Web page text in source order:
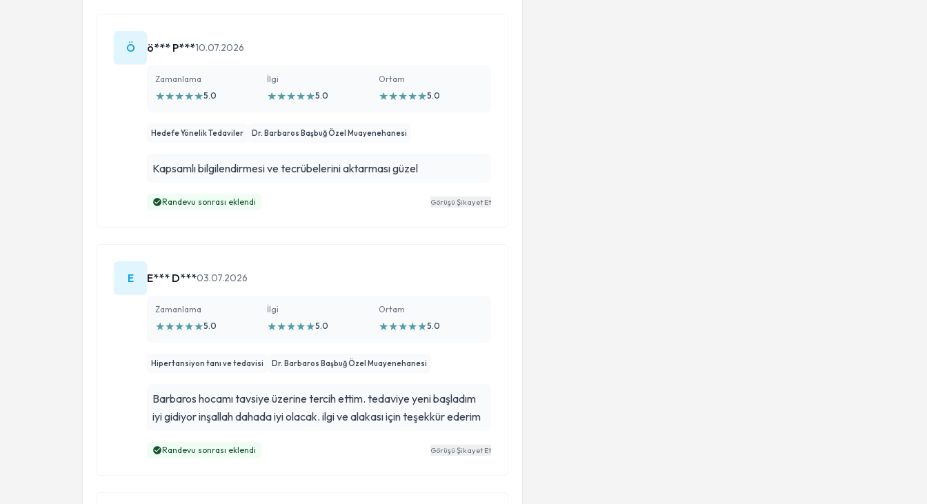
Ö ö*** P***10.07.2026
Zamanlama
★★★★★5.0
İlgi
★★★★★5.0
Ortam
★★★★★5.0
Hedefe Yönelik Tedaviler Dr. Barbaros Başbuğ Özel Muayenehanesi
Kapsamlı bilgilendirmesi ve tecrübelerini aktarması güzel
Randevu sonrası eklendi Görüşü Şikayet Et
E E*** D***03.07.2026
Zamanlama
★★★★★5.0
İlgi
★★★★★5.0
Ortam
★★★★★5.0
Hipertansiyon tanı ve tedavisi Dr. Barbaros Başbuğ Özel Muayenehanesi
Barbaros hocamı tavsiye üzerine tercih ettim. tedaviye yeni başladım
iyi gidiyor inşallah dahada iyi olacak. ilgi ve alakası için teşekkür ederim
Randevu sonrası eklendi Görüşü Şikayet Et